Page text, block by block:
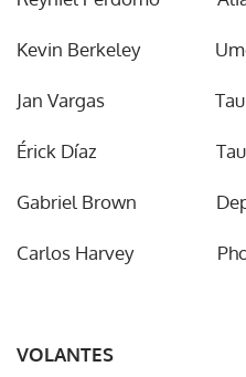
Kevin Berkeley
Jan Vargas
Érick Díaz Tauro
Gabriel Brown Dep
Carlos Harvey
VOLANTES